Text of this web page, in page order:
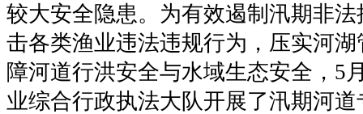
较大安全隐患。为有效遏制汛期非
击各类渔业违法违规行为，压实河
障河道行洪安全与水域生态安全，5
业综合行政执法大队开展了汛期河